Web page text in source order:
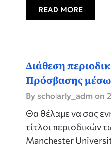
READ MORE
Διάθεση
Πρόσβασης
By scholarly_adm on
Θα θέλαμε να σας
τίτλοι περιοδικών
Manchester